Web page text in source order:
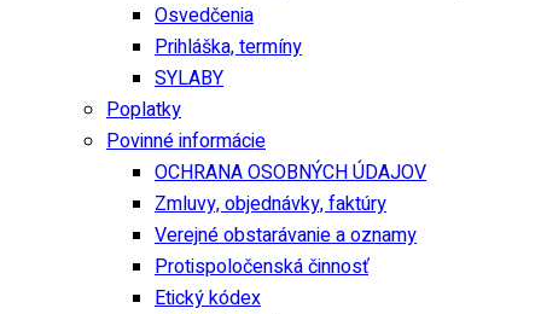
Osvedčenia
Prihláška, termíny
SYLABY
Poplatky
Povinné informácie
OCHRANA OSOBNÝCH ÚDAJOV
Zmluvy, objednávky, faktúry
Verejné obstarávanie a oznamy
Protispoločenská činnosť
Etický kódex